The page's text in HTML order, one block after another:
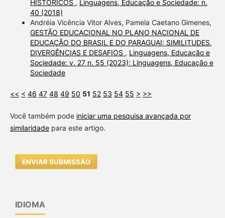
HISTÓRICOS , Linguagens, Educação e Sociedade: n.
40 (2018)
Andréia Vicência Vitor Alves, Pamela Caetano Gimenes,
GESTÃO EDUCACIONAL NO PLANO NACIONAL DE
EDUCAÇÃO DO BRASIL E DO PARAGUAI: SIMILITUDES,
DIVERGÊNCIAS E DESAFIOS , Linguagens, Educação e
Sociedade: v. 27 n. 55 (2023): Linguagens, Educação e
Sociedade
<< < 46 47 48 49 50 51 52 53 54 55 > >>
Você também pode iniciar uma pesquisa avançada por
similaridadepara este artigo.
ENVIAR SUBMISSÃO
IDIOMA